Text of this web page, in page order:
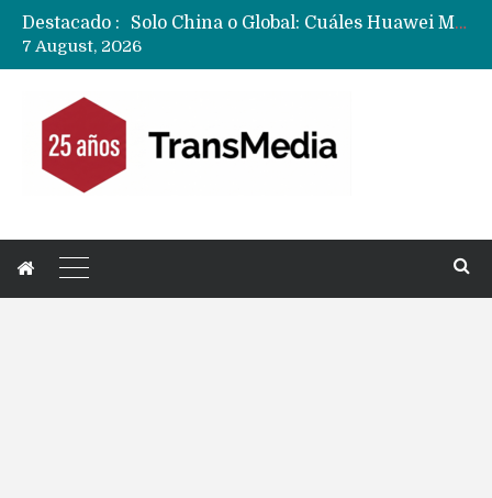
Destacado :
Data Centers de Huawei en Chile, México, Brasil,Perú y Argentina podrían verse afectados por arremetida de EE.UU
7 August, 2026